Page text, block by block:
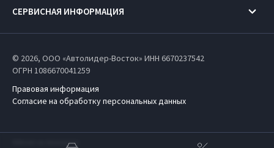
СЕРВИСНАЯ ИНФОРМАЦИЯ
© 2026, ООО «Автолидер-Восток» ИНН 6670237542
ОГРН 1086670041259
Правовая информация
Согласие на обработку персональных данных
Работает на технологиях